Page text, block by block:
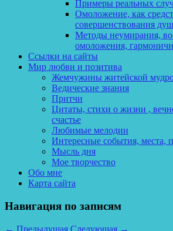
Примеры реальных
Омоложение, как
совершенствования
Методы неумирания,
омоложения,
Ссылки на сайты
Мир любви и позитива
Жемчужины житейской
Ведические знания
Притчи
Цитаты, стихи о жизни ,
счастье
Любимые мелодии
Интересные события, места,
Мысль дня
Мое творчество
Обо мне
Карта сайта
Навигация по записям
← Предыдущая Следующая →